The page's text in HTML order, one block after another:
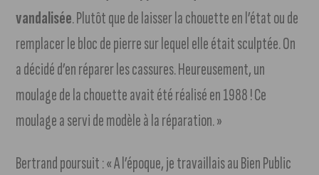
vandalisée. Plutôt que de laisser la chouette en l’état ou de
remplacer le bloc de pierre sur lequel elle était sculptée. On
a décidé d’en réparer les cassures. Heureusement, un
moulage de la chouette avait été réalisé en 1988 ! Ce
moulage a servi de modèle à la réparation. »
Bertrand poursuit : « A l’époque, je travaillais au Bien Public